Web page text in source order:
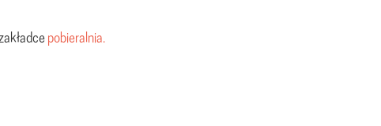
pobieralnia.